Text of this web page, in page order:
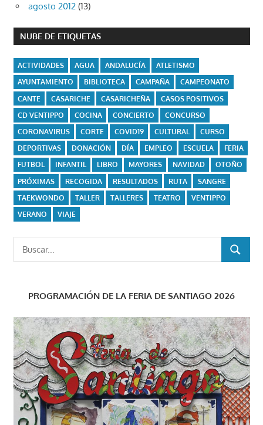
agosto 2012 (13)
NUBE DE ETIQUETAS
ACTIVIDADES AGUA ANDALUCÍA
ATLETISMO
AYUNTAMIENTO
BIBLIOTECA CAMPAÑA
CAMPEONATO
CANTE
CASARICHE CASARICHEÑA
CASOS POSITIVOS
CD VENTIPPO
COCINA CONCIERTO
CONCURSO
CORONAVIRUS
CORTE COVID19 CULTURAL
CURSO
DEPORTIVAS
DONACIÓN DÍA EMPLEO ESCUELA
FERIA
FUTBOL
INFANTIL LIBRO MAYORES NAVIDAD
OTOÑO
PRÓXIMAS
RECOGIDA RESULTADOS RUTA
SANGRE
TAEKWONDO
TALLER TALLERES TEATRO
VENTIPPO
VERANO
VIAJE
Buscar:
BUSCAR
PROGRAMACIÓN DE LA FERIA DE SANTIAGO 2026